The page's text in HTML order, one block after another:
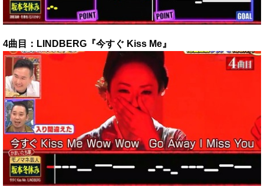
4曲目：LINDBERG『今すぐ Kiss Me』